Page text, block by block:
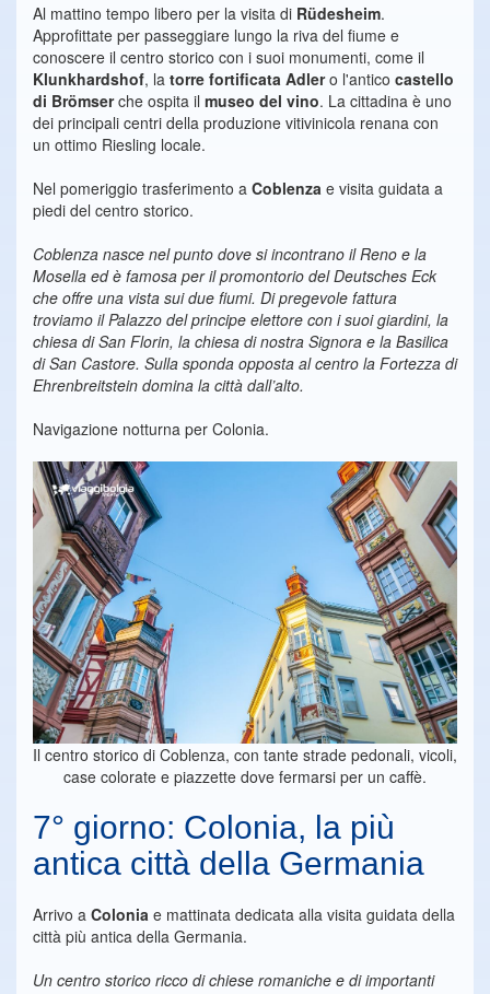
Al mattino tempo libero per la visita di Rüdesheim.
Approfittate per passeggiare lungo la riva del fiume e
conoscere il centro storico con i suoi monumenti, come il
Klunkhardshof, la torre fortificata Adlero l'antico castello
di Brömserche ospita il museo del vino. La cittadina è uno
dei principali centri della produzione vitivinicola renana con
un ottimo Riesling locale.
Nel pomeriggio trasferimento a Coblenza e visita guidata a
piedi del centro storico.
Coblenza nasce nel punto dove si incontrano il Reno e la
Mosella ed è famosa per il promontorio del Deutsches Eck
che offre una vista sui due fiumi. Di pregevole fattura
troviamo il Palazzo del principe elettore con i suoi giardini, la
chiesa di San Florin, la chiesa di nostra Signora e la Basilica
di San Castore. Sulla sponda opposta al centro la Fortezza di
Ehrenbreitstein domina la città dall’alto.
Navigazione notturna per Colonia.
Il centro storico di Coblenza, con tante strade pedonali, vicoli,
case colorate e piazzette dove fermarsi per un caffè.
7° giorno: Colonia, la più
antica città della Germania
Arrivo a Colonia e mattinata dedicata alla visita guidata della
città più antica della Germania.
Un centro storico ricco di chiese romaniche e di importanti